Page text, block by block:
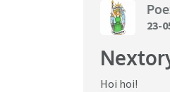
23-
Hoi hoi!